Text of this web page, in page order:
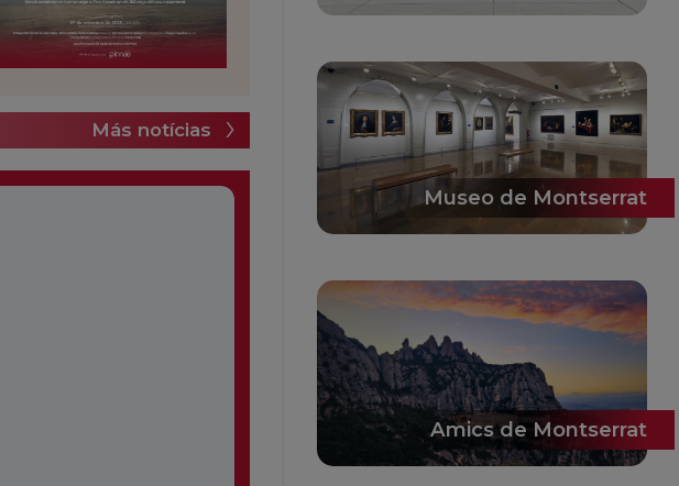
Más notícias
Museo de Montserrat
Amics de Montserrat